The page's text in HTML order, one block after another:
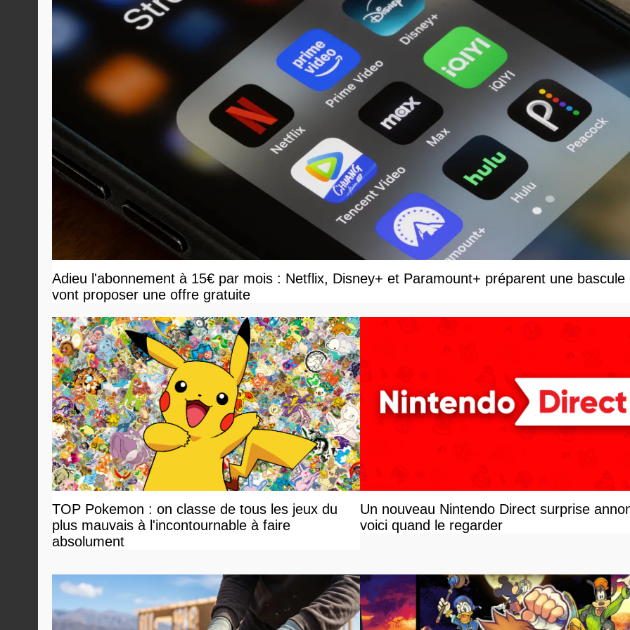
Adieu l'abonnement à 15€ par mois : Netflix, Disney+ et Paramount+ préparent une bascule
vont proposer une offre gratuite
TOP Pokemon : on classe de tous les jeux du
plus mauvais à l'incontournable à faire
absolument
Un nouveau Nintendo Direct surprise
voici quand le regarder